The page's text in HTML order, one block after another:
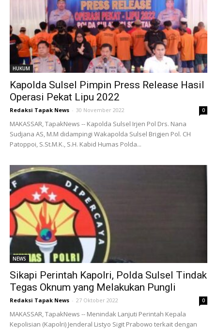
HUKUM
Kapolda Sulsel Pimpin Press Release Hasil
Operasi Pekat Lipu 2022
Redaksi Tapak News - 30 November 2022 0
MAKASSAR, TapakNews -- Kapolda Sulsel Irjen Pol Drs. Nana
Sudjana AS, M.M didampingi Wakapolda Sulsel Brigjen Pol. CH
Patoppoi, S.St.M.K., S.H. Kabid Humas Polda...
NEWS
Sikapi Perintah Kapolri, Polda Sulsel Tindak
Tegas Oknum yang Melakukan Pungli
Redaksi Tapak News - 27 Oktober 2022 0
MAKASSAR, TapakNews -- Menindak Lanjuti Perintah Kepala
Kepolisian (Kapolri) Jenderal Listyo Sigit Prabowo terkait dengan